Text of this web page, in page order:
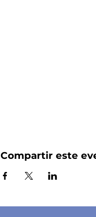
Compartir este